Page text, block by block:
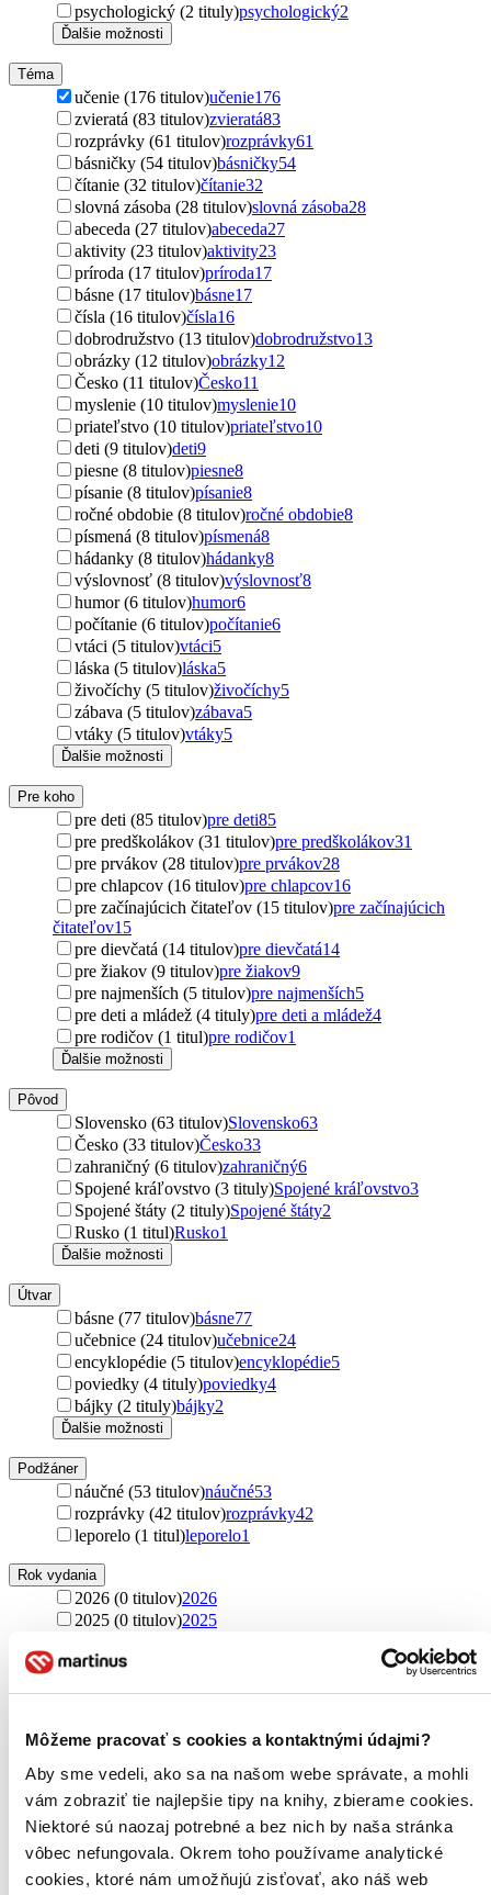
Môžeme pracovať s cookies a kontaktnými údajmi?
Aby sme vedeli, ako sa na našom webe správate, a mohli
vám zobraziť tie najlepšie tipy na knihy, zbierame cookies.
Niektoré sú naozaj potrebné a bez nich by naša stránka
vôbec nefungovala. Okrem toho používame analytické
cookies, ktoré nám umožňujú zisťovať, ako náš web
psychologický (2 tituly)psychologický2
Ďalšie možnosti
Téma
učenie (176 titulov)učenie176
zvieratá (83 titulov)zvieratá83
rozprávky (61 titulov)rozprávky61
básničky (54 titulov)básničky54
čítanie (32 titulov)čítanie32
slovná zásoba (28 titulov)slovná zásoba28
abeceda (27 titulov)abeceda27
aktivity (23 titulov)aktivity23
príroda (17 titulov)príroda17
básne (17 titulov)básne17
čísla (16 titulov)čísla16
dobrodružstvo (13 titulov)dobrodružstvo13
obrázky (12 titulov)obrázky12
Česko (11 titulov)Česko11
myslenie (10 titulov)myslenie10
priateľstvo (10 titulov)priateľstvo10
deti (9 titulov)deti9
piesne (8 titulov)piesne8
písanie (8 titulov)písanie8
ročné obdobie (8 titulov)ročné obdobie8
písmená (8 titulov)písmená8
hádanky (8 titulov)hádanky8
výslovnosť (8 titulov)výslovnosť8
humor (6 titulov)humor6
počítanie (6 titulov)počítanie6
vtáci (5 titulov)vtáci5
láska (5 titulov)láska5
živočíchy (5 titulov)živočíchy5
zábava (5 titulov)zábava5
vtáky (5 titulov)vtáky5
Ďalšie možnosti
Pre koho
pre deti (85 titulov)pre deti85
pre predškolákov (31 titulov)pre predškolákov31
pre prvákov (28 titulov)pre prvákov28
pre chlapcov (16 titulov)pre chlapcov16
pre začínajúcich čitateľov (15 titulov)pre začínajúcich
čitateľov15
pre dievčatá (14 titulov)pre dievčatá14
pre žiakov (9 titulov)pre žiakov9
pre najmenších (5 titulov)pre najmenších5
pre deti a mládež (4 tituly)pre deti a mládež4
pre rodičov (1 titul)pre rodičov1
Ďalšie možnosti
Pôvod
Slovensko (63 titulov)Slovensko63
Česko (33 titulov)Česko33
zahraničný (6 titulov)zahraničný6
Spojené kráľovstvo (3 tituly)Spojené kráľovstvo3
Spojené štáty (2 tituly)Spojené štáty2
Rusko (1 titul)Rusko1
Ďalšie možnosti
Útvar
básne (77 titulov)básne77
učebnice (24 titulov)učebnice24
encyklopédie (5 titulov)encyklopédie5
poviedky (4 tituly)poviedky4
bájky (2 tituly)bájky2
Ďalšie možnosti
Podžáner
náučné (53 titulov)náučné53
rozprávky (42 titulov)rozprávky42
leporelo (1 titul)leporelo1
Rok vydania
2026 (0 titulov)2026
2025 (0 titulov)2025
2023 (0 titulov)
Autor
Ľudmila Podjavorinská (19 titulov)Ľudmila
Daniel Hevier (13 titulov)Daniel Hevier 13
Mária Rázusová-Martáková (11 titulov)Mária Rázusová-
Martáková11